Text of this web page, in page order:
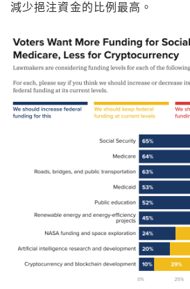
減少挹注資金的比例最高。